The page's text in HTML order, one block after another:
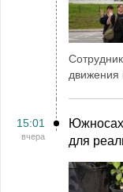
15:01
вчера
для